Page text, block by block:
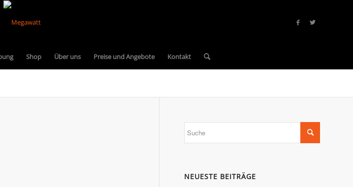
Shop Über uns Preise und Angebote Kontakt
NEUESTE BEITRÄGE